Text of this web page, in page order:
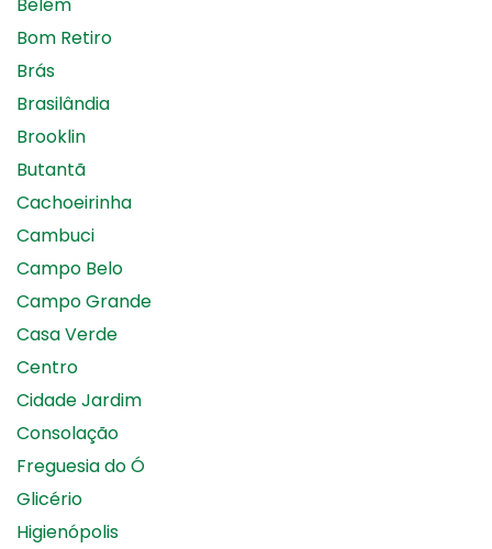
Bom Retiro
Brás
Brasilândia
Brooklin
Butantã
Cachoeirinha
Cambuci
Campo Belo
Campo Grande
Casa Verde
Centro
Cidade Jardim
Consolação
Freguesia do Ó
Glicério
Higienópolis